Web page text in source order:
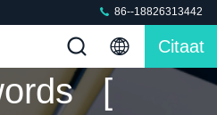
86--18826313442
Citaat
[